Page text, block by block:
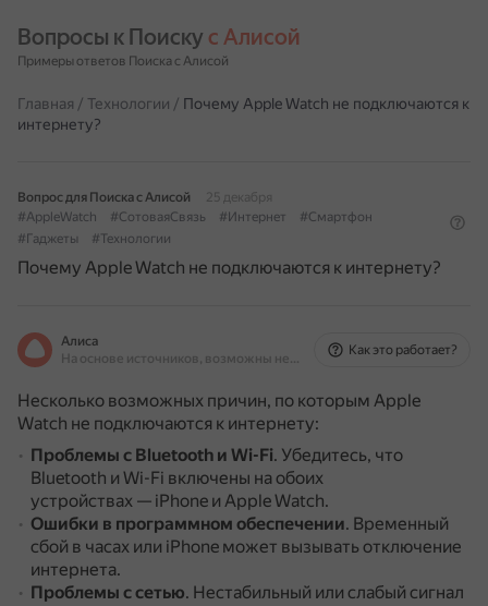
Вопросы к Поиску с Алисой
Примеры ответов Поиска с Алисой
Главная / Технологии / Почему Apple Watch не подключаются к
интернету?
Вопрос для Поиска с Алисой
25 декабря
#AppleWatch
#СотоваяСвязь #Интернет
#Смартфон
#Гаджеты
#Технологии
Почему Apple Watch не подключаются к интернету?
Алиса
На основе источников, возможны неточности
Как это работает?
Несколько возможных причин, по которым Apple
Watch не подключаются к интернету:
Проблемы с Bluetooth и Wi-Fi. Убедитесь, что
Bluetooth и Wi-Fi включены на обоих
устройствах — iPhone и Apple Watch.
Ошибки в программном обеспечении. Временный
сбой в часах или iPhone может вызывать отключение
интернета.
Проблемы с сетью. Нестабильный или слабый сигнал